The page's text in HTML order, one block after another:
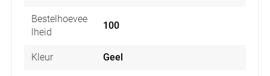
Bestelhoevee
lheid
100
Kleur Geel